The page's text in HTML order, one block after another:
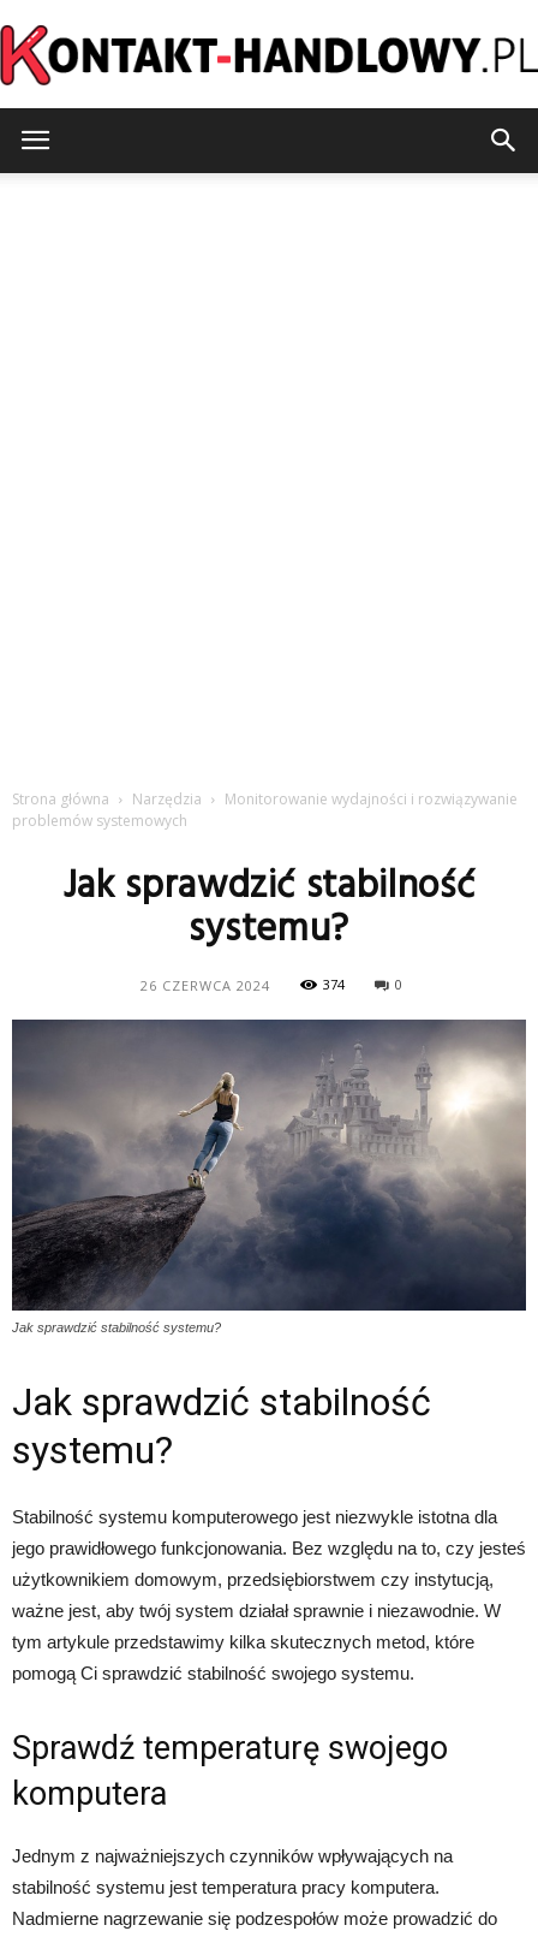
Strona główna Narzędzia
Monitorowanie wydajności i rozwiązywanie
problemów systemowych
Jak sprawdzić stabilność
systemu?
26 CZERWCA 2024 374 0
Jak sprawdzić stabilność systemu?
Jak sprawdzić stabilność
systemu?
Stabilność systemu komputerowego jest niezwykle istotna dla
jego prawidłowego funkcjonowania. Bez względu na to, czy jesteś
użytkownikiem domowym, przedsiębiorstwem czy instytucją,
ważne jest, aby twój system działał sprawnie i niezawodnie. W
tym artykule przedstawimy kilka skutecznych metod, które
pomogą Ci sprawdzić stabilność swojego systemu.
Sprawdź temperaturę swojego
komputera
Jednym z najważniejszych czynników wpływających na
stabilność systemu jest temperatura pracy komputera.
Nadmierne nagrzewanie się podzespołów może prowadzić do